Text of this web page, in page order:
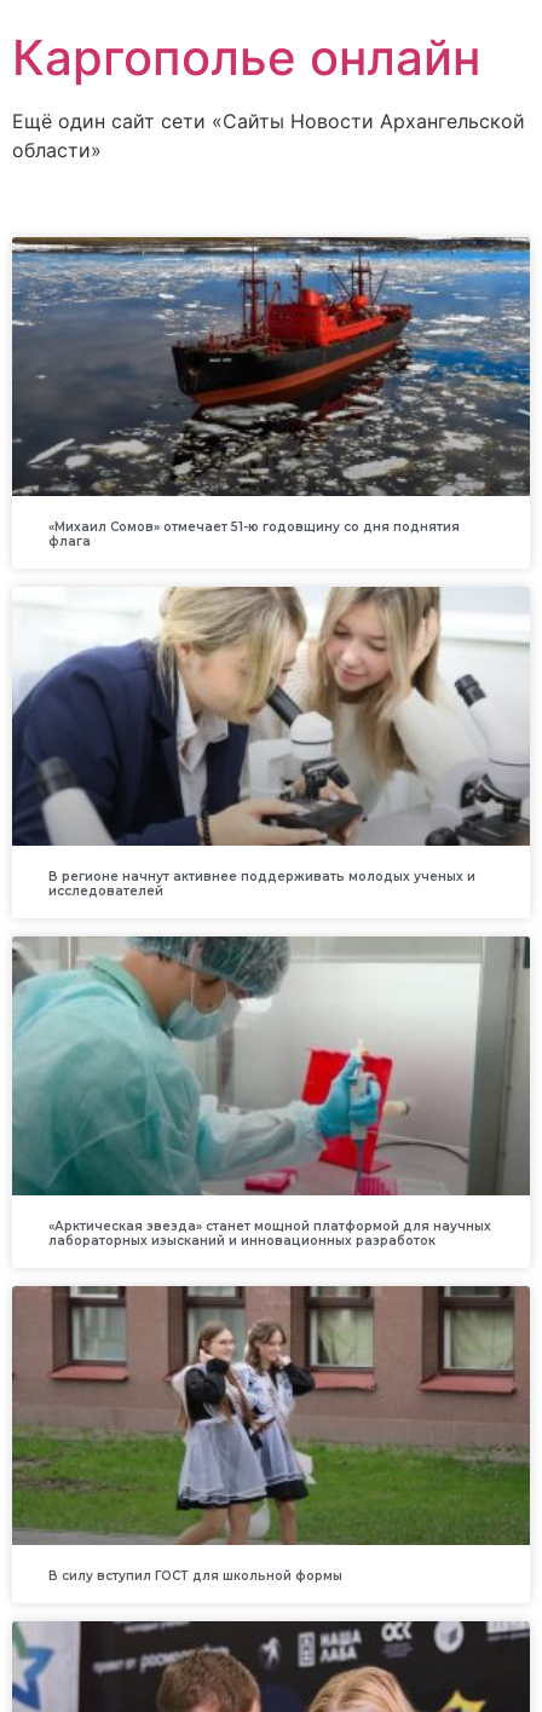
Каргополье онлайн
Ещё один сайт сети «Сайты Новости Архангельской
области»
«Михаил Сомов» отмечает 51-ю годовщину со дня поднятия
флага
В регионе начнут активнее поддерживать молодых ученых и
исследователей
«Арктическая звезда» станет мощной платформой для научных
лабораторных изысканий и инновационных разработок
В силу вступил ГОСТ для школьной формы